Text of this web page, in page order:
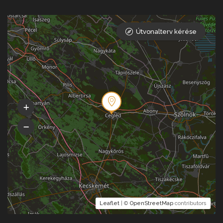
Leaflet | © OpenStreetMap contributors
Útvonalterv kérése